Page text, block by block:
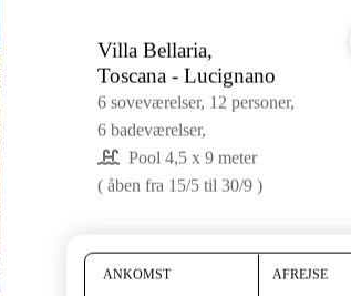
Villa Bellaria,
Toscana - Lucignano
6 soveværelser, 12 personer,
6 badeværelser,
Pool 4,5 x 9 meter
( åben fra 15/5 til 30/9 )
ANKOMST AFREJSE